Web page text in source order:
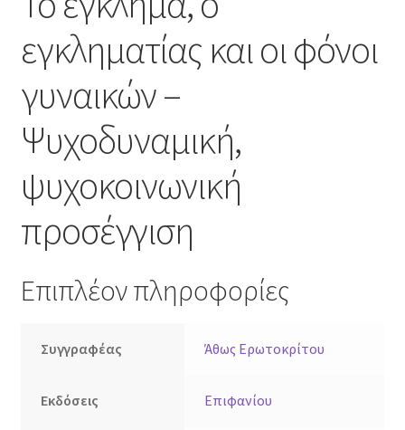
εγκληματίας και οι φόνοι
γυναικών –
Ψυχοδυναμική,
ψυχοκοινωνική
προσέγγιση
Επιπλέον πληροφορίες
Συγγραφέας Άθως Ερωτοκρίτου
Εκδόσεις Επιφανίου